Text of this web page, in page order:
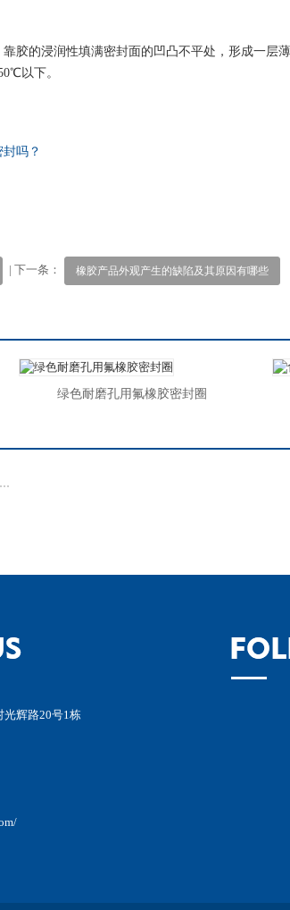
胶的浸润性填满密封面的凹凸不平处，形成一层
℃以下。
吗？
| 下一条： 橡胶产品外观产生的缺陷及其原因有哪些
绿色耐磨孔用氟橡胶密封圈
辉路20号1栋